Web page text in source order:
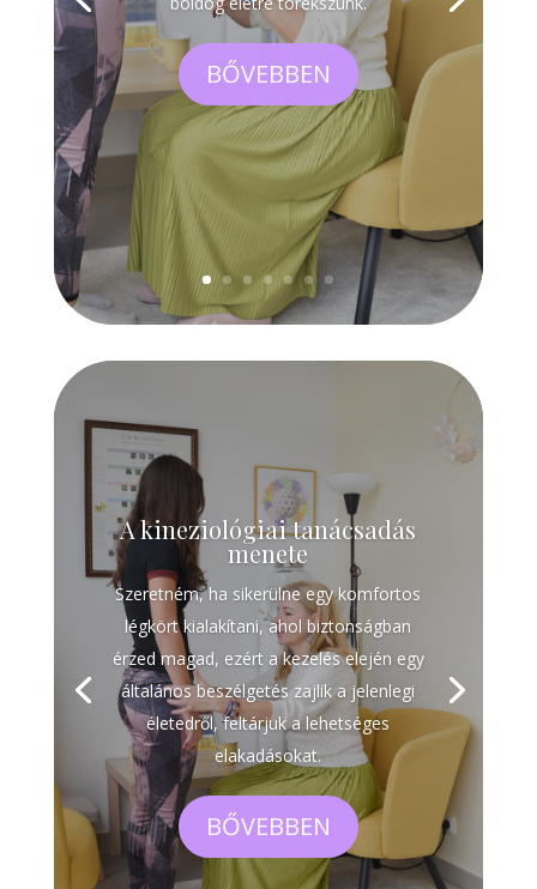
BŐVEBBEN
A kineziológiai tanácsadás
menete
Szeretném, ha sikerülne egy komfortos
légkört kialakítani, ahol biztonságban
érzed magad, ezért a kezelés elején egy
általános beszélgetés zajlik a jelenlegi
életedről, feltárjuk a lehetséges
elakadásokat.
BŐVEBBEN